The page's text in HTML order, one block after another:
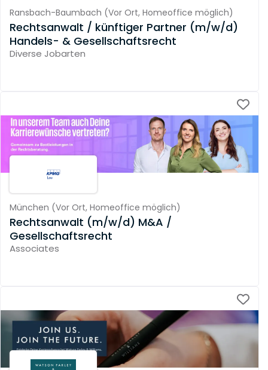
Ransbach-Baumbach (Vor Ort, Homeoffice möglich)
Rechtsanwalt / künftiger Partner (m/w/d)
Handels- & Gesellschaftsrecht
Diverse Jobarten
München (Vor Ort, Homeoffice möglich)
Rechtsanwalt (m/w/d) M&A /
Gesellschaftsrecht
Associates